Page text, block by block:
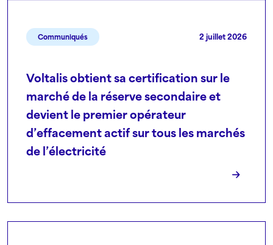
Communiqués 2 juillet 2026
Voltalis obtient sa certification sur le
marché de la réserve secondaire et
devient le premier opérateur
d’effacement actif sur tous les marchés
de l’électricité